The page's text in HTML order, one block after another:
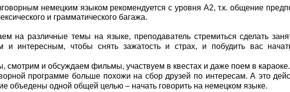
немецким языком рекомендуется с уровня А2, т.к. общение
и грамматического багажа.
на различные темы на языке, преподаватель стремиться сделать
и интересным, чтобы снять зажатость и страх, и побудить вас
смотрим и обсуждаем фильмы, участвуем в квестах и даже поем в караоке.
программе больше похожи на сбор друзей по интересам. А это
объедены одной общей целью – начать говорить на немецком языке.